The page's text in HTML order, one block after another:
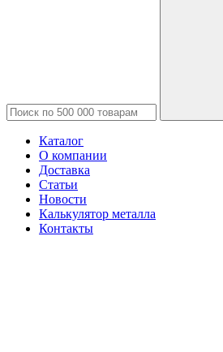
Каталог
О компании
Доставка
Статьи
Новости
Калькулятор металла
Контакты